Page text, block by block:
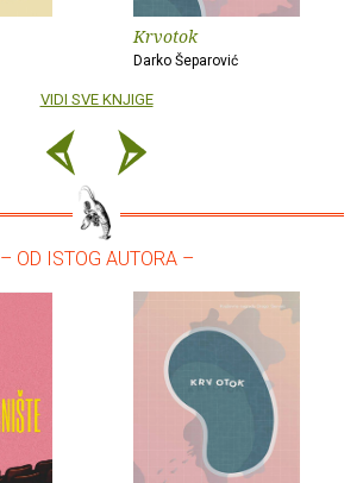
Krvotok
Darko Šeparović
VIDI SVE KNJIGE
– OD ISTOG AUTORA –